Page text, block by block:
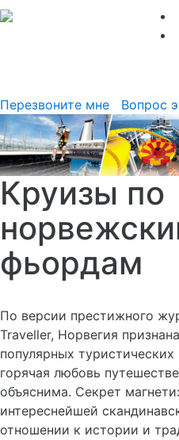
Перезвоните мне
Вопрос
Круизы по
фьордам
По версии престижного
Traveller, Норвегия
популярных туристических
горячая любовь
объяснима. Секрет
интереснейшей
отношении к истории и